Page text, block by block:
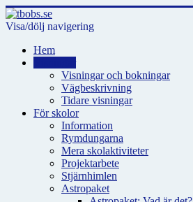
Visa/dölj navigering
Hem
Visningar och bokningar
Vägbeskrivning
Tidare visningar
För skolor
Information
Rymdungarna
Mera skolaktiviteter
Projektarbete
Stjärnhimlen
Astropaket